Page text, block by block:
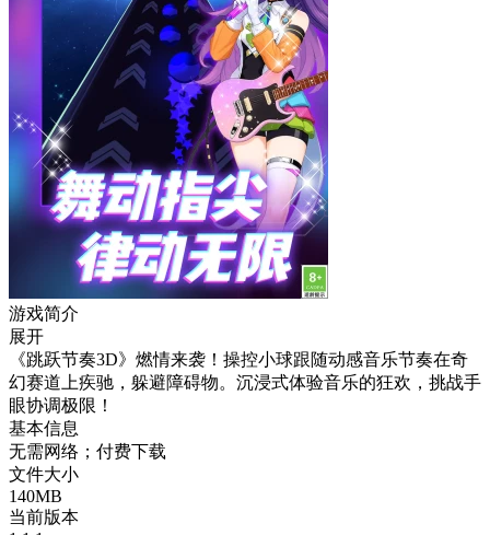
游戏简介
展开
《跳跃节奏3D》燃情来袭！操控小球跟随动感音乐节奏在奇
幻赛道上疾驰，躲避障碍物。沉浸式体验音乐的狂欢，挑战手
眼协调极限！
基本信息
无需网络；付费下载
文件大小
140MB
当前版本